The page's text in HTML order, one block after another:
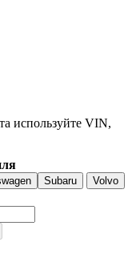
используйте VIN,
Subaru
Volvo